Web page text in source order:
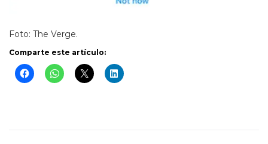
Foto: The Verge.
Comparte este artículo: